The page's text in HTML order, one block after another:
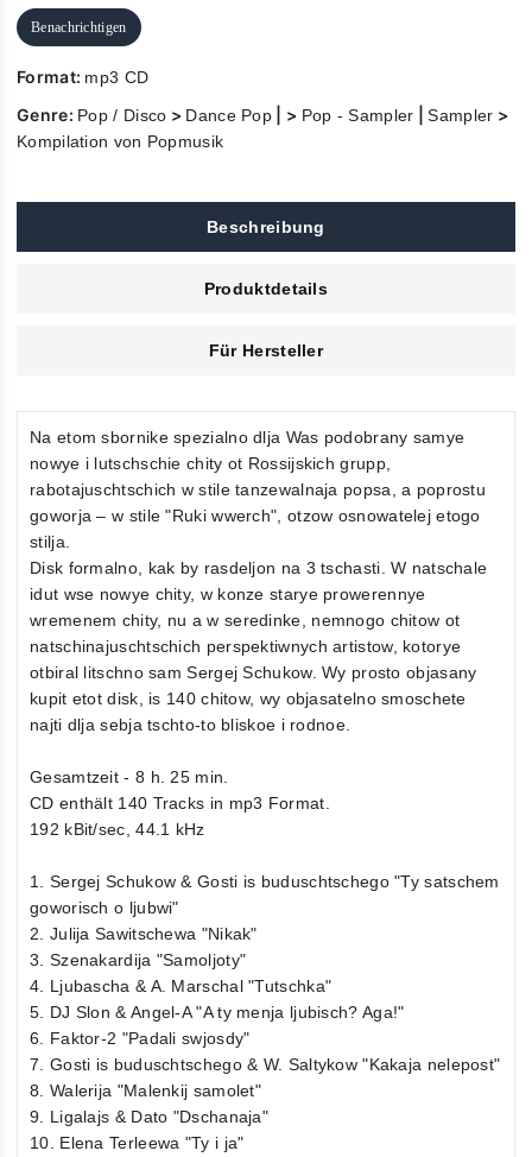
Benachrichtigen
Format: mp3 CD
Genre: Pop / Disco > Dance Pop | > Pop - Sampler |Sampler >
Kompilation von Popmusik
Beschreibung
Produktdetails
Für Hersteller
Na etom sbornike spezialno dlja Was podobrany samye
nowye i lutschschie chity ot Rossijskich grupp,
rabotajuschtschich w stile tanzewalnaja popsa, a poprostu
goworja – w stile "Ruki wwerch", otzow osnowatelej etogo
stilja.
Disk formalno, kak by rasdeljon na 3 tschasti. W natschale
idut wse nowye chity, w konze starye prowerennye
wremenem chity, nu a w seredinke, nemnogo chitow ot
natschinajuschtschich perspektiwnych artistow, kotorye
otbiral litschno sam Sergej Schukow. Wy prosto objasany
kupit etot disk, is 140 chitow, wy objasatelno smoschete
najti dlja sebja tschto-to bliskoe i rodnoe.
Gesamtzeit - 8 h. 25 min.
CD enthält 140 Tracks in mp3 Format.
192 kBit/sec, 44.1 kHz
1. Sergej Schukow & Gosti is buduschtschego "Ty satschem
goworisch o ljubwi"
2. Julija Sawitschewa "Nikak"
3. Szenakardija "Samoljoty"
4. Ljubascha & A. Marschal "Tutschka"
5. DJ Slon & Angel-A "A ty menja ljubisch? Aga!"
6. Faktor-2 "Padali swjosdy"
7. Gosti is buduschtschego & W. Saltykow "Kakaja nelepost"
8. Walerija "Malenkij samolet"
9. Ligalajs & Dato "Dschanaja"
10. Elena Terleewa "Ty i ja"